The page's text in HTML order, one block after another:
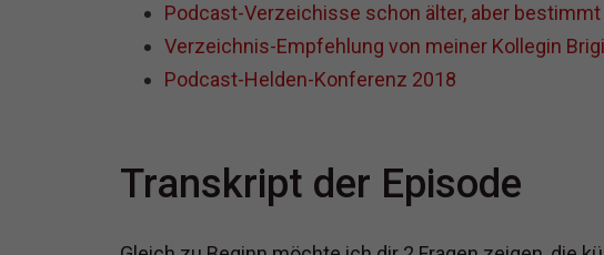
Podcast-Verzeichisse schon älter, aber bestimmt
Verzeichnis-Empfehlung von meiner Kollegin
Podcast-Helden-Konferenz 2018
Transkript der Episode